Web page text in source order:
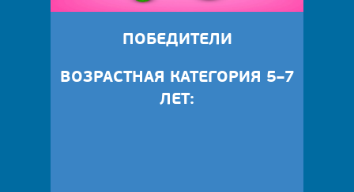
ПОБЕДИТЕЛИ
ВОЗРАСТНАЯ КАТЕГОРИЯ 5–7
ЛЕТ: